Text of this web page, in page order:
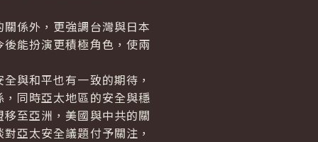
係外，更強調台灣與日本
能扮演更積極角色，使兩
與和平也有一致的期待，
同時亞太地區的安全與穩
至亞洲，美國與中共的關
亞太安全議題付予關注，